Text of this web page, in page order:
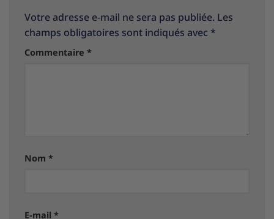
Votre adresse e-mail ne sera pas publiée. Les
champs obligatoires sont indiqués avec *
Commentaire *
Nom *
E-mail *